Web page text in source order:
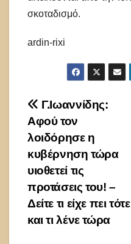
σκοταδισμό.
ardin-rixi
Πλοήγηση
άρθρων
Γ.Ιωαννίδης:
Αφού τον
λοιδόρησε η
κυβέρνηση τώρα
υιοθετεί τις
προτάσεις του! –
Δείτε τι είχε πει τότε
και τι λένε τώρα